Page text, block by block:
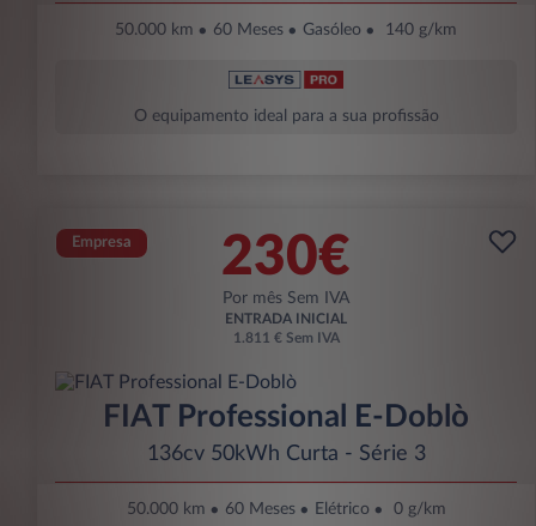
50.000 km 60 Meses Gasóleo 140 g/km
O equipamento ideal para a sua profissão
Empresa 230€
Por mês Sem IVA
ENTRADA INICIAL
1.811 € Sem IVA
FIAT Professional E-Doblò
136cv 50kWh Curta - Série 3
50.000 km 60 Meses Elétrico 0 g/km